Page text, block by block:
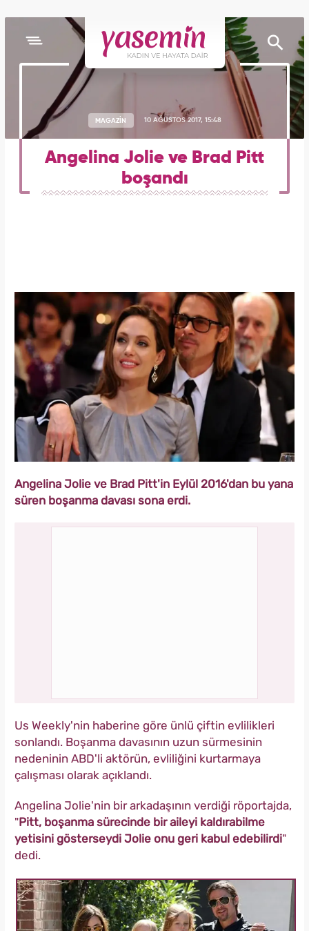
MAGAZİN 10 AĞUSTOS 2017, 15:48
Angelina Jolie ve Brad Pitt
boşandı
Angelina Jolie ve Brad Pitt'in Eylül 2016'dan bu yana
süren boşanma davası sona erdi.
Us Weekly'nin haberine göre ünlü çiftin evlilikleri
sonlandı. Boşanma davasının uzun sürmesinin
nedeninin ABD'li aktörün, evliliğini kurtarmaya
çalışması olarak açıklandı.
Angelina Jolie'nin bir arkadaşının verdiği röportajda,
"Pitt, boşanma sürecinde bir aileyi kaldırabilme
yetisini gösterseydi Jolie onu geri kabul edebilirdi"
dedi.